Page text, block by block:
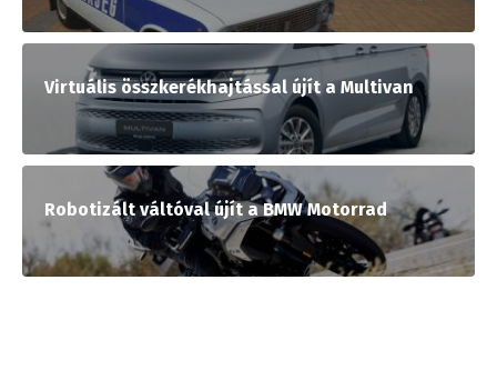
Virtuális összkerékhajtással újít a Multivan
Robotizált váltóval újít a BMW Motorrad